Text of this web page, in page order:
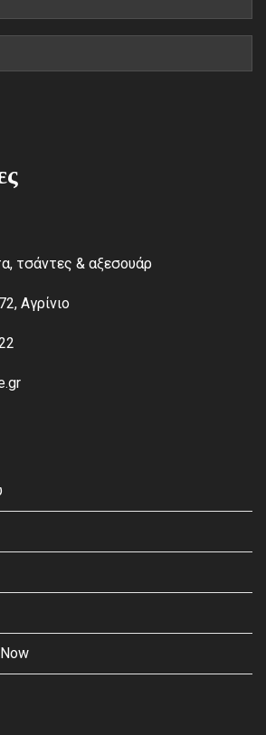
τσάντες & αξεσουάρ
Αγρίνιο